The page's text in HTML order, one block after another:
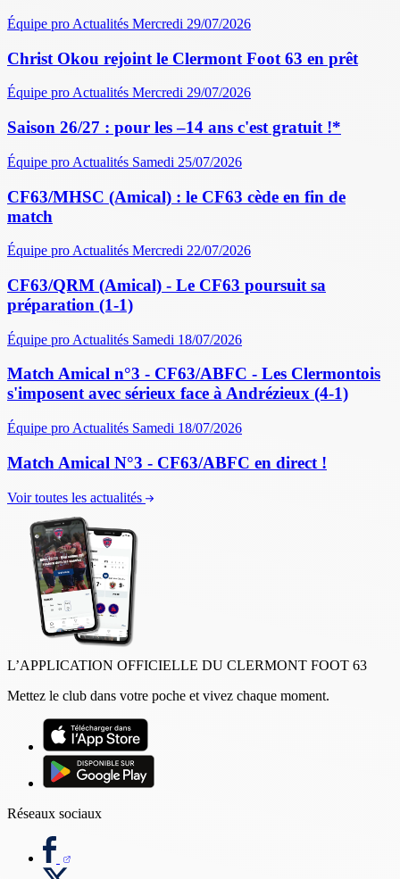
Équipe pro Actualités Mercredi 29/07/2026
Christ Okou rejoint le Clermont Foot 63 en prêt
Équipe proActualités Mercredi 29/07/2026
Saison 26/27 : pour les –14 ans c'est gratuit !*
Équipe pro Actualités Samedi 25/07/2026
CF63/MHSC (Amical) : le CF63 cède en fin de
match
Équipe pro Actualités Mercredi 22/07/2026
CF63/QRM (Amical) - Le CF63 poursuit sa
préparation (1-1)
Équipe pro Actualités Samedi 18/07/2026
Match Amical n°3 - CF63/ABFC - Les Clermontois
s'imposent avec sérieux face à Andrézieux (4-1)
Équipe pro Actualités Samedi 18/07/2026
Match Amical N°3 - CF63/ABFC en direct !
Voir toutes les actualités
L’APPLICATION OFFICIELLE DU CLERMONT FOOT 63
Mettez le club dans votre poche et vivez chaque moment.
Réseaux sociaux